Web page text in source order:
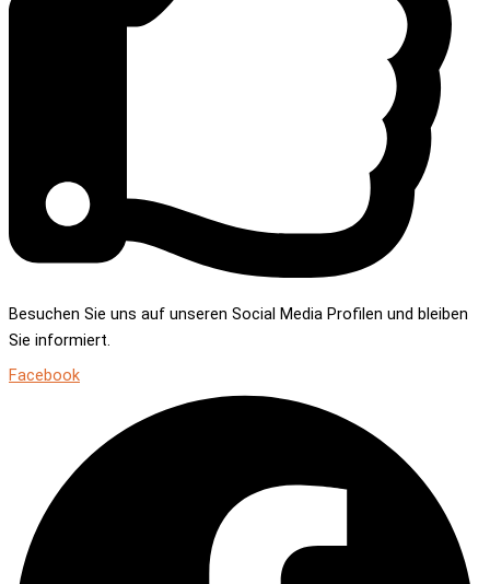
Besuchen Sie uns auf unseren Social Media Profilen und bleiben
Sie informiert.
Facebook